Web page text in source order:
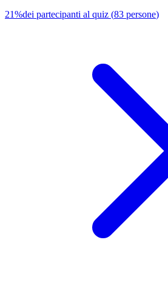
21%dei partecipanti al quiz (83 persone)